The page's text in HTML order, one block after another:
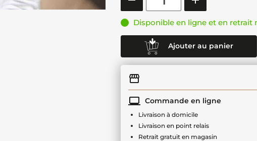
Disponible en ligne et en retrait
Ajouter au panier
Commande en ligne
Livraison à domicile
Livraison en point relais
Retrait gratuit en magasin